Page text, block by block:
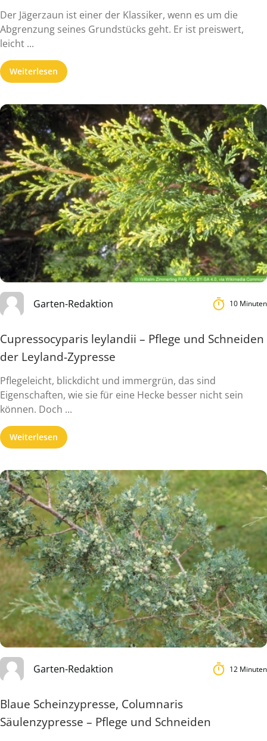
Der Jägerzaun ist einer der Klassiker, wenn es um die
Abgrenzung seines Grundstücks geht. Er ist preiswert,
leicht ...
Weiterlesen
Garten-Redaktion 10 Minuten
Cupressocyparis leylandii – Pflege und Schneiden
der Leyland-Zypresse
Pflegeleicht, blickdicht und immergrün, das sind
Eigenschaften, wie sie für eine Hecke besser nicht sein
können. Doch ...
Weiterlesen
Garten-Redaktion 12 Minuten
Blaue Scheinzypresse, Columnaris
Säulenzypresse – Pflege und Schneiden